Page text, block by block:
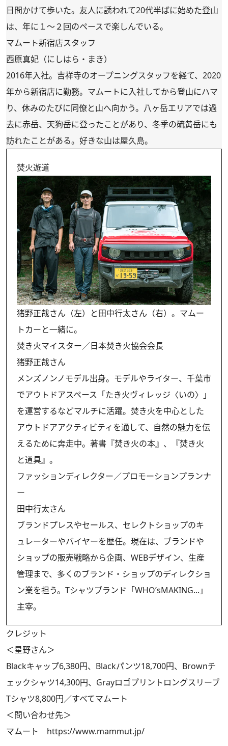
日間かけて歩いた。友人に誘われて20代半ばに始めた登山
は、年に１〜２回のペースで楽しんでいる。
マムート新宿店スタッフ
西原真妃（にしはら・まき）
2016年入社。吉祥寺のオープニングスタッフを経て、2020
年から新宿店に勤務。マムートに入社してから登山にハマ
り、休みのたびに同僚と山へ向かう。八ヶ岳エリアでは過
去に赤岳、天狗岳に登ったことがあり、冬季の硫黄岳にも
訪れたことがある。好きな山は屋久島。
焚火遊道
猪野正哉さん（左）と田中行太さん（右）。マムー
トカーと一緒に。
焚き火マイスター／日本焚き火協会会長
猪野正哉さん
メンズノンノモデル出身。モデルやライター、千葉市
でアウトドアスペース「たき火ヴィレッジ〈いの〉」
を運営するなどマルチに活躍。焚き火を中心とした
アウトドアアクティビティを通して、自然の魅力を伝
えるために奔走中。著書『焚き火の本』、『焚き火
と道具』。
ファッションディレクター／プロモーションプランナ
ー
田中行太さん
ブランドプレスやセールス、セレクトショップのキ
ュレーターやバイヤーを歴任。現在は、ブランドや
ショップの販売戦略から企画、WEBデザイン、生産
管理まで、多くのブランド・ショップのディレクショ
ン業を担う。Tシャツブランド「WHO’sMAKING...」
主宰。
クレジット
＜星野さん＞
Blackキャップ6,380円、Blackパンツ18,700円、Brownチ
ェックシャツ14,300円、Grayロゴプリントロングスリーブ
Tシャツ8,800円／すべてマムート
＜問い合わせ先＞
マムート https://www.mammut.jp/